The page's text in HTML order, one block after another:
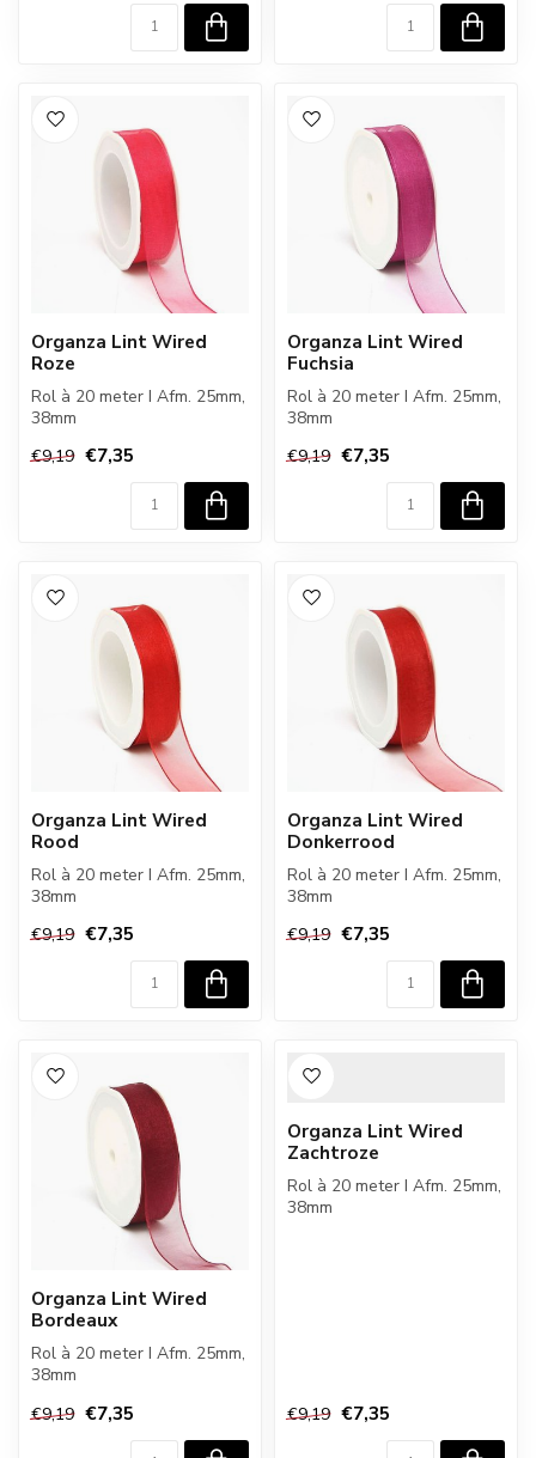
Organza Lint Wired
Roze
Rol à 20 meter I Afm. 25mm,
38mm
€9,19 €7,35
Organza Lint Wired
Fuchsia
Rol à 20 meter I Afm. 25mm,
38mm
€9,19 €7,35
Organza Lint Wired
Rood
Rol à 20 meter I Afm. 25mm,
38mm
€9,19 €7,35
Organza Lint Wired
Donkerrood
Rol à 20 meter I Afm. 25mm,
38mm
€9,19 €7,35
Organza Lint Wired
Bordeaux
Rol à 20 meter I Afm. 25mm,
38mm
€9,19 €7,35
Organza Lint Wired
Zachtroze
Rol à 20 meter I Afm. 25mm,
38mm
€9,19 €7,35